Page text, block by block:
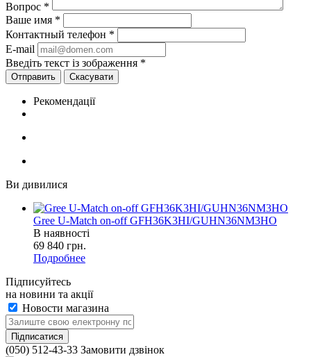
Вопрос *
Ваше имя *
Контактный телефон *
E-mail
Введіть текст із зображення *
Скасувати
Рекомендації
Ви дивилися
Gree U-Match on-off GFH36K3HI/GUHN36NM3HO
В наявності
69 840 грн.
Подробнее
Підписуйтесь
на новини та акції
Новости магазина
(050) 512-43-33 Замовити дзвінок